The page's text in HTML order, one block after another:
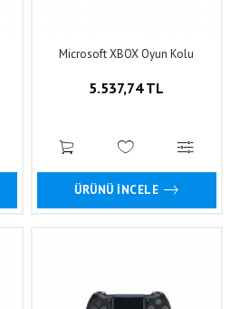
Microsoft XBOX Oyun Kolu
5.537,74 TL
ÜRÜNÜ İNCELE